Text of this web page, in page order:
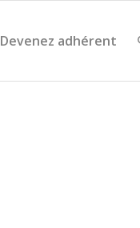
Devenez adhérent